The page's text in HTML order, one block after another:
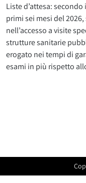
Liste d’attesa:
primi sei mesi del
nell’accesso a visite
strutture sanitarie
erogato nei tempi di
esami in più rispetto